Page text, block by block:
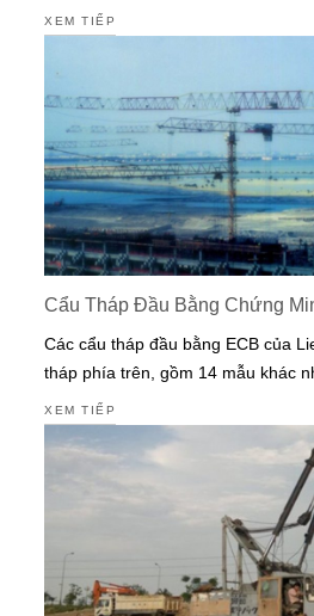
XEM TIẾP
Cẩu Tháp Đầu Bằng Chứng
Các cẩu tháp đầu bằng ECB của
tháp phía trên, gồm 14 mẫu khác
XEM TIẾP